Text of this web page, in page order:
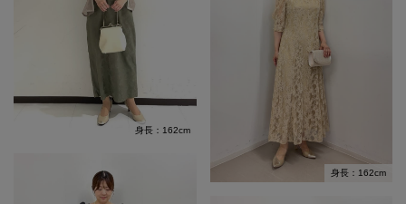
身長：162cm
身長：162cm